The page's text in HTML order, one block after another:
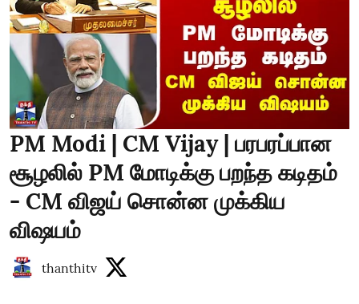
PM Modi | CM Vijay | பரபரப்பான
சூழலில் PM மோடிக்கு பறந்த கடிதம்
- CM விஜய் சொன்ன முக்கிய
விஷயம்
thanthitv